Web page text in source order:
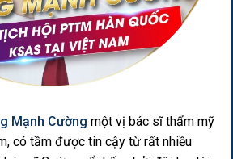
Mạnh Cường một vị bác sĩ thẩm mỹ
có tầm được tin cậy từ rất nhiều